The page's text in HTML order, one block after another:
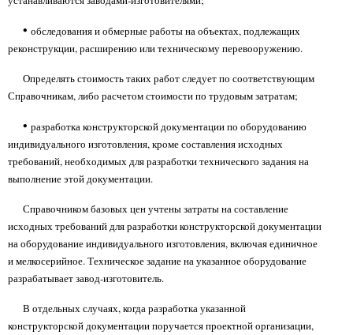
• обследования и обмерные работы на объектах, подлежащих
реконструкции, расширению или техническому перевооружению.
Определять стоимость таких работ следует по соответствующим
Справочникам, либо расчетом стоимости по трудовым затратам;
• разработка конструкторской документации по оборудованию
индивидуального изготовления, кроме составления исходных
требований, необходимых для разработки технического задания на
выполнение этой документации.
Справочником базовых цен учтены затраты на составление
исходных требований для разработки конструкторской документации
на оборудование индивидуального изготовления, включая единичное
и мелкосерийное. Техническое задание на указанное оборудование
разрабатывает завод-изготовитель.
В отдельных случаях, когда разработка указанной
конструкторской документации поручается проектной организации,